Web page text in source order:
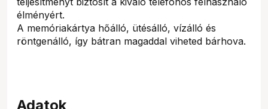
élményért.
A memóriakártya hőálló, ütésálló, vízálló és
röntgenálló, így bátran magaddal viheted bárhova.
Adatok